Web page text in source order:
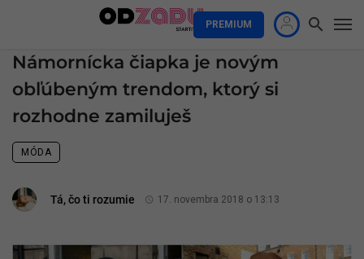
PREMIUM
Námornícka čiapka je novým
obľúbeným trendom, ktorý si
rozhodne zamiluješ
MÓDA
Tá, čo ti rozumie 17. novembra 2018 o 13:13